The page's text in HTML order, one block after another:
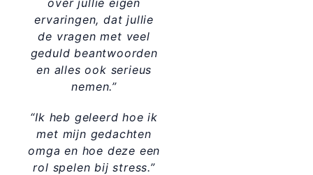
over jullie eigen
ervaringen, dat jullie
de vragen met veel
geduld beantwoorden
en alles ook serieus
nemen.”
“Ik heb geleerd hoe ik
met mijn gedachten
omga en hoe deze een
rol spelen bij stress.”